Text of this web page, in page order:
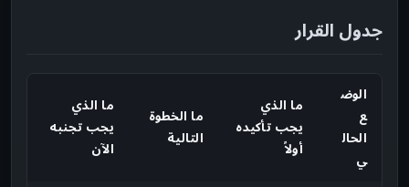
جدول القرار
الوض
ع
الحال
ي
ما الذي
يجب تأكيده
أولاً
ما الخطوة
التالية
ما الذي
يجب تجنبه
الآن